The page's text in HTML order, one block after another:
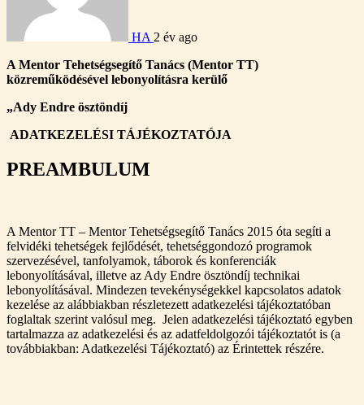
HA 2 év ago
A Mentor Tehetségsegítő Tanács (Mentor TT)
közreműködésével lebonyolításra kerülő
„Ady Endre ösztöndíj
ADATKEZELÉSI TÁJÉKOZTATÓJA
PREAMBULUM
A Mentor TT – Mentor Tehetségsegítő Tanács 2015 óta segíti a
felvidéki tehetségek fejlődését, tehetséggondozó programok
szervezésével, tanfolyamok, táborok és konferenciák
lebonyolításával, illetve az Ady Endre ösztöndíj technikai
lebonyolításával. Mindezen tevekénységekkel kapcsolatos adatok
kezelése az alábbiakban részletezett adatkezelési tájékoztatóban
foglaltak szerint valósul meg. Jelen adatkezelési tájékoztató egyben
tartalmazza az adatkezelési és az adatfeldolgozói tájékoztatót is (a
továbbiakban: Adatkezelési Tájékoztató) az Érintettek részére.